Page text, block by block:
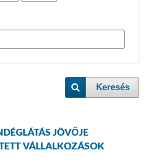
Keresés
JÖVŐJE
VÁLLALKOZÁSOK